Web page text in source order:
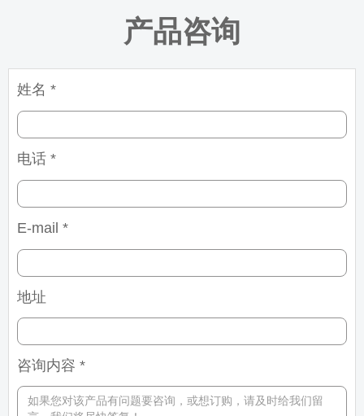
产品咨询
姓名 *
电话 *
E-mail *
地址
咨询内容 *